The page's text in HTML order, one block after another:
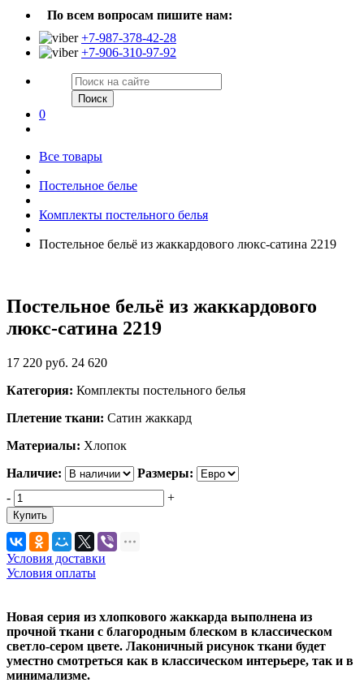
По всем вопросам пишите нам:
+7-987-378-42-28
+7-906-310-97-92
Поиск
0
Все товары
Постельное белье
Комплекты постельного белья
Постельное бельё из жаккардового люкс-сатина 2219
Постельное бельё из жаккардового
люкс-сатина 2219
17 220 руб. 24 620
Категория: Комплекты постельного белья
Плетение ткани: Сатин жаккард
Материалы: Хлопок
Наличие:
Размеры:
-
+
Купить
Условия доставки
Условия оплаты
Новая серия из хлопкового жаккарда выполнена из
прочной ткани с благородным блеском в классическом
светло-сером цвете. Лаконичный рисунок ткани будет
уместно смотреться как в классическом интерьере, так и в
минимализме.